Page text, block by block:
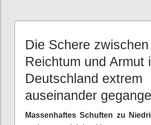
Die Schere zwischen
Reichtum und Armut
Deutschland extrem
auseinander
Massenhaftes Schuften zu